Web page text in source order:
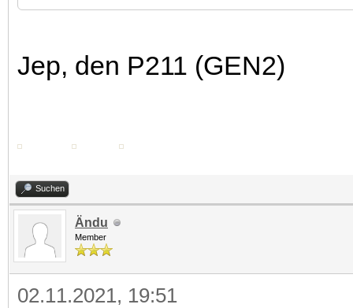
Jep, den P211 (GEN2)
Suchen
Ändu
Member
02.11.2021, 19:51